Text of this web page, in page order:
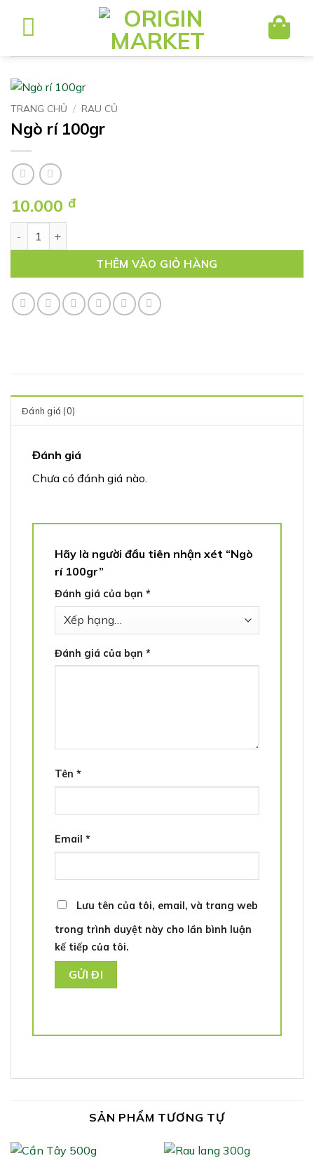
dung
TRANG CHỦ / RAU CỦ
Ngò rí 100gr
10.000 đ
THÊM VÀO GIỎ HÀNG
Đánh giá (0)
Đánh giá
Chưa có đánh giá nào.
Hãy là người đầu tiên nhận xét “Ngò
rí 100gr”
Đánh giá của bạn *
Đánh giá của bạn *
Tên *
Email *
Lưu tên của tôi, email, và trang web
trong trình duyệt này cho lần bình luận
kế tiếp của tôi.
SẢN PHẨM TƯƠNG TỰ